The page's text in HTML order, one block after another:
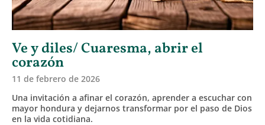
Ve y diles/ Cuaresma, abrir el
corazón
11 de febrero de 2026
Una invitación a afinar el corazón, aprender a escuchar con
mayor hondura y dejarnos transformar por el paso de Dios
en la vida cotidiana.